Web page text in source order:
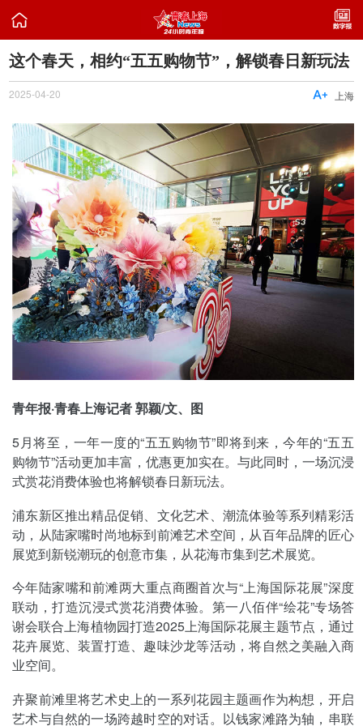

这个春天，相约“五五购物节”，解锁春日新玩法
2025-04-20 上海

青年报·青春上海记者 郭颖/文、图
5月将至，一年一度的“五五购物节”即将到来，今年的“五五
购物节”活动更加丰富，优惠更加实在。与此同时，一场沉浸
式赏花消费体验也将解锁春日新玩法。
浦东新区推出精品促销、文化艺术、潮流体验等系列精彩活
动，从陆家嘴时尚地标到前滩艺术空间，从百年品牌的匠心
展览到新锐潮玩的创意市集，从花海市集到艺术展览。
今年陆家嘴和前滩两大重点商圈首次与“上海国际花展”深度
联动，打造沉浸式赏花消费体验。第一八佰伴“绘花”专场答
谢会联合上海植物园打造2025上海国际花展主题节点，通过
花卉展览、装置打造、趣味沙龙等活动，将自然之美融入商
业空间。
卉聚前滩里将艺术史上的一系列花园主题画作为构想，开启
艺术与自然的一场跨越时空的对话。以钱家滩路为轴，串联